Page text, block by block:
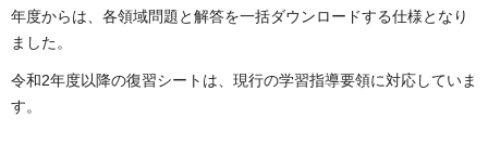
年度からは、各領域問題と解答を一括ダウンロードする仕様となり
ました。
令和2年度以降の復習シートは、現行の学習指導要領に対応していま
す。